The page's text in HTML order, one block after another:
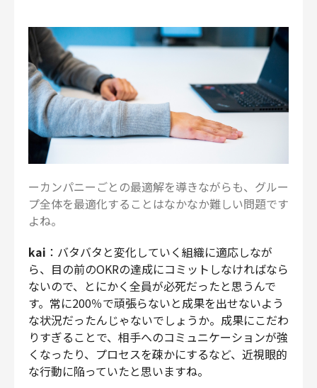
ーカンパニーごとの最適解を導きながらも、グルー
プ全体を最適化することはなかなか難しい問題です
よね。
kai ：バタバタと変化していく組織に適応しなが
ら、目の前のOKRの達成にコミットしなければなら
ないので、とにかく全員が必死だったと思うんで
す。常に200％で頑張らないと成果を出せないよう
な状況だったんじゃないでしょうか。成果にこだわ
りすぎることで、相手へのコミュニケーションが強
くなったり、プロセスを疎かにするなど、近視眼的
な行動に陥っていたと思いますね。